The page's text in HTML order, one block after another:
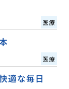
医療
医療
適な毎日